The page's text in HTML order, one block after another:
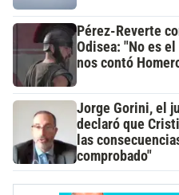
Pérez-Reverte
Odisea: "No es
nos contó
Jorge Gorini, el
declaró que
las
comprobado"